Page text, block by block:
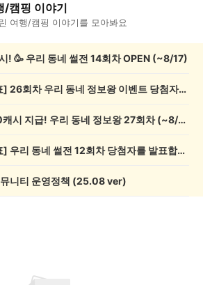
/캠핑 이야기
여행/캠핑 이야기를 모아봐요
! 🥳 우리 동네 썰전 14회차 OPEN (~8/17)
💰[당첨자 발표] 26회차 우리 동네 정보왕 이벤트 당첨자를 발표합니다!
💸 전원 2,000캐시 지급! 우리 동네 정보왕 27회차 (~8/10)
💰[당첨자 발표] 우리 동네 썰전 12회차 당첨자를 발표합니다!
니티 운영정책 (25.08 ver)